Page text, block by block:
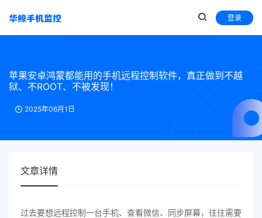
登录
苹果安卓鸿蒙都能用的手机远程控制软件，真正做到不越
狱、不ROOT、不被发现！
2025年06月1日
文章详情
过去要想远程控制一台手机、查看微信、同步屏幕，往往需要